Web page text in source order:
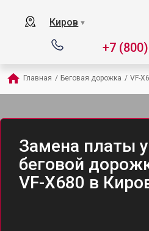
Киров ▼
+7
Главная / Беговая дорожка / VF-
Замена платы
беговой
VF-X680 в